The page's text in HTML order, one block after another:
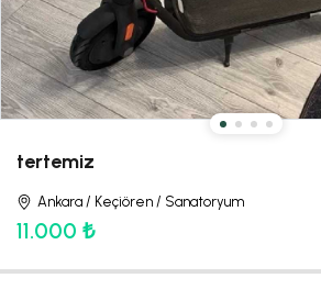
tertemiz
Ankara / Keçiören / Sanatoryum
11.000 ₺